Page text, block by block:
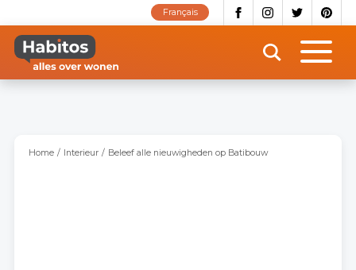
naar
inhoud
gaan
Français
Home Interieur Beleef alle nieuwigheden op Batibouw